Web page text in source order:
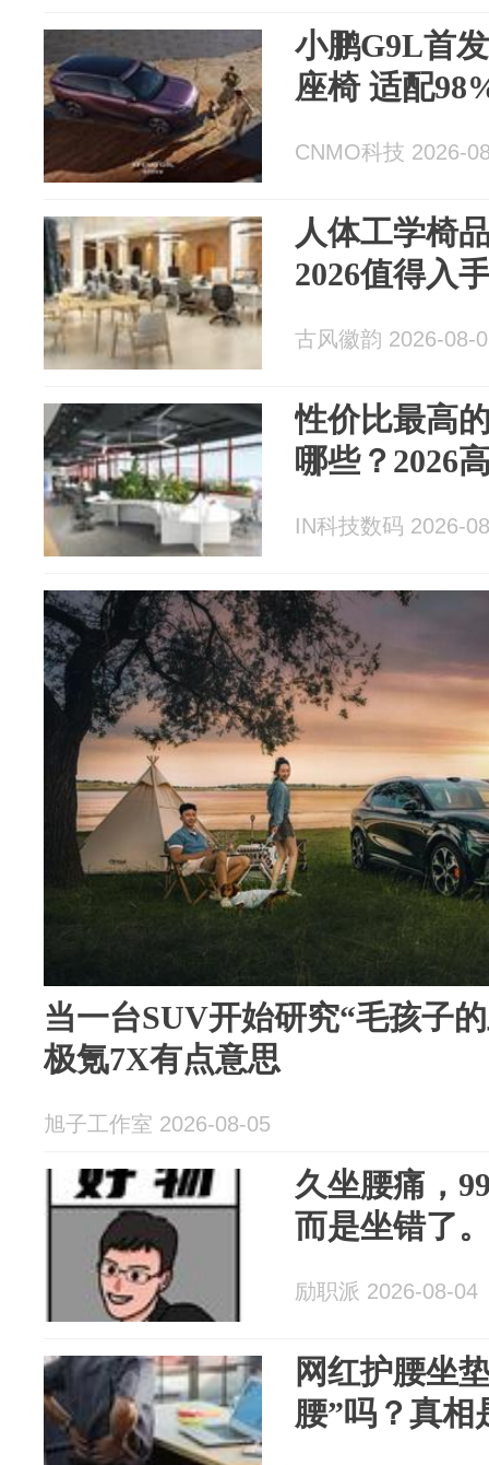
小鹏G9L首
座椅 适配
CNMO科技 2026-
人体工学椅
2026值得入
古风徽韵 2026-08-
性价比最高
哪些？2026
IN科技数码 2026-
当一台SUV开始研究“毛孩子
极氪7X有点意思
旭子工作室 2026-08-05
久坐腰痛，
而是坐错了
励职派 2026-08-04
网红护腰坐
腰”吗？真